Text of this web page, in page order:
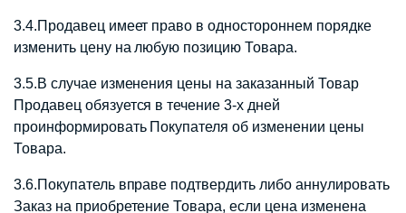
3.4.Продавец имеет право в одностороннем порядке
изменить цену на любую позицию Товара.
3.5.В случае изменения цены на заказанный Товар
Продавец обязуется в течение 3-x дней
проинформировать Покупателя об изменении цены
Товара.
3.6.Покупатель вправе подтвердить либо аннулировать
Заказ на приобретение Товара, если цена изменена